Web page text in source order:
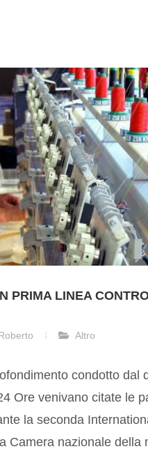
PRIMA LINEA
Altro
condotto dal
Ore venivano citate le
la seconda
Camera nazionale della